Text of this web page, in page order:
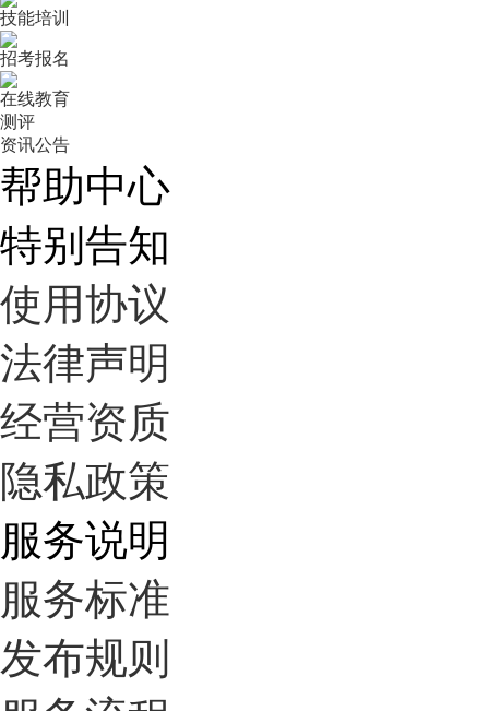
技能培训
招考报名
在线教育
测评
资讯公告
帮助中心
特别告知
使用协议
法律声明
经营资质
隐私政策
服务说明
服务标准
发布规则